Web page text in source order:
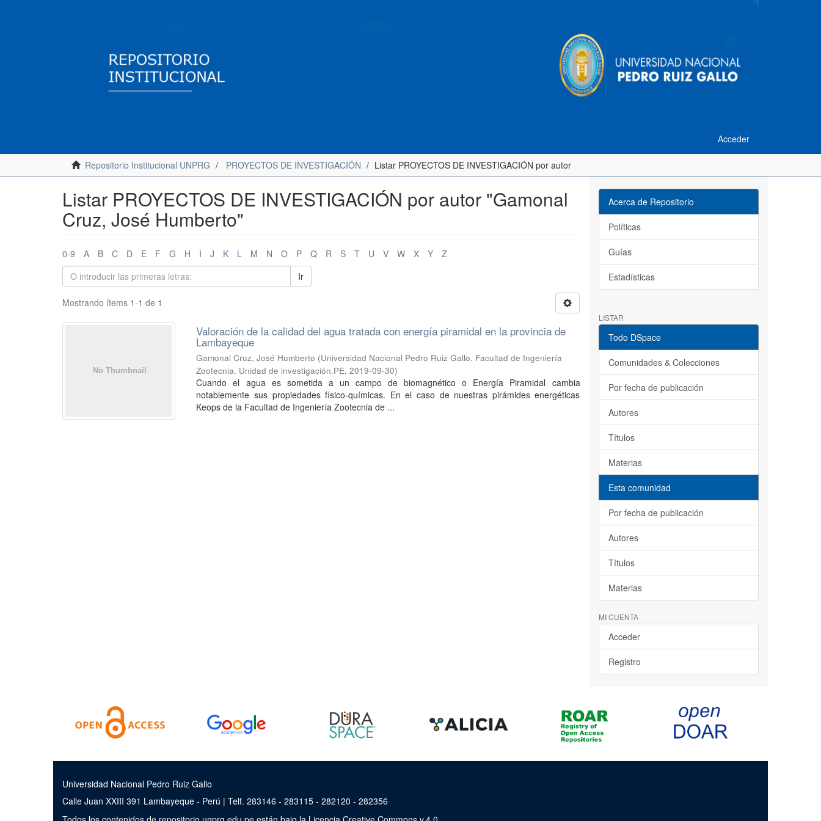
Acceder
Repositorio Institucional UNPRG PROYECTOS DE INVESTIGACIÓN Listar PROYECTOS DE INVESTIGACIÓN por autor
Listar PROYECTOS DE INVESTIGACIÓN por autor "Gamonal
Cruz, José Humberto"
0-9 A B C D E F G H I J K L M N O P Q R S T U V W X Y
Z
Ir
Mostrando ítems 1-1 de 1
Valoración de la calidad del agua tratada con energía piramidal en la provincia de
Lambayeque
Gamonal Cruz, José Humberto (Universidad Nacional Pedro Ruiz Gallo. Facultad de Ingeniería
Zootecnia. Unidad de investigación.PE,2019-09-30)
Cuando el agua es sometida a un campo de biomagnético o Energía Piramidal cambia
notablemente sus propiedades físico-químicas. En el caso de nuestras pirámides energéticas
Keops de la Facultad de Ingeniería Zootecnia de ...
Acerca de Repositorio
Políticas
Guías
Estadísticas
LISTAR
Todo DSpace
Comunidades & Colecciones
Por fecha de publicación
Autores
Títulos
Materias
Esta comunidad
Por fecha de publicación
Autores
Títulos
Materias
MI CUENTA
Acceder
Registro
Universidad Nacional Pedro Ruiz Gallo
Calle Juan XXIII 391 Lambayeque - Perú | Telf. 283146 - 283115 - 282120 - 282356